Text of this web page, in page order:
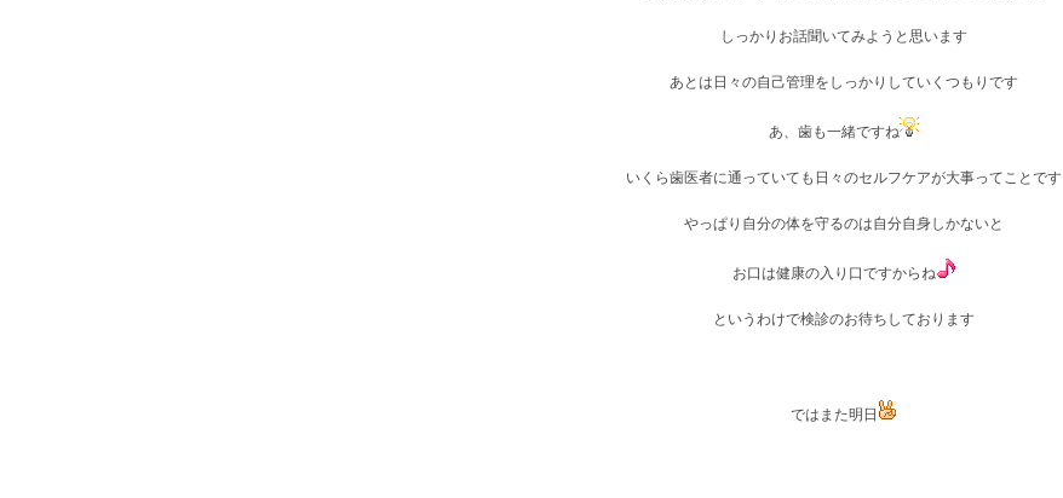
しっかりお話聞いてみようと思います
あとは日々の自己管理をしっかりしていくつもりです
あ、歯も一緒ですね
いくら歯医者に通っていても日々のセルフケアが大事ってことです
やっぱり自分の体を守るのは自分自身しかないと
お口は健康の入り口ですからね
というわけで検診のお待ちしております
ではまた明日